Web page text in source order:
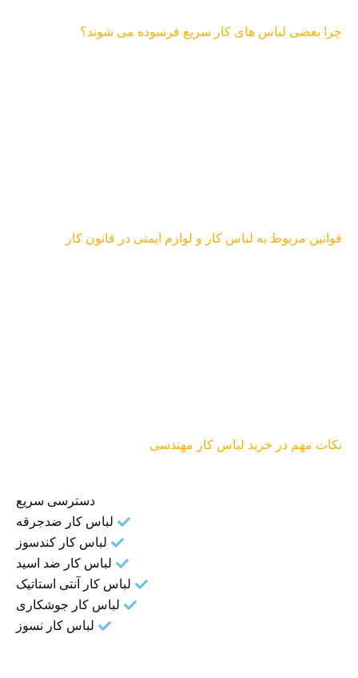
چرا بعضی لباس های کار سریع فرسوده می شوند؟
قوانین مربوط به لباس کار و لوازم ایمنی در قانون کار
نکات مهم در خرید لباس کار مهندسی
دسترسی سریع
لباس کار ضدجرقه
لباس کار کندسوز
لباس کار ضد اسید
لباس کار آنتی استاتیک
لباس کار جوشکاری
لباس کار نسوز